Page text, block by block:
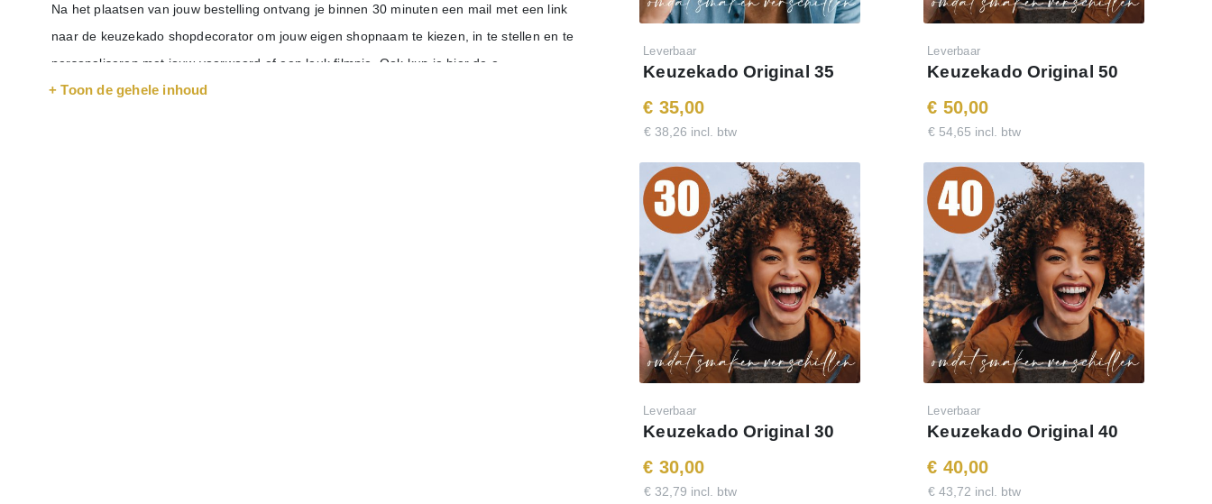
Na het plaatsen van jouw bestelling ontvang je binnen 30 minuten een mail met een link
naar de keuzekado shopdecorator om jouw eigen shopnaam te kiezen, in te stellen en te
personaliseren met jouw voorwoord of een leuk filmpje. Ook kun je hier de e-
mailadressen van de ontvangers uploaden en jouw e-mailing instellen en personaliseren.
+ Toon de gehele inhoud
Leverbaar
Keuzekado Original 35
€ 35,00
€ 38,26 incl. btw
Leverbaar
Keuzekado Original 50
€ 50,00
€ 54,65 incl. btw
Leverbaar
Keuzekado Original 30
€ 30,00
€ 32,79 incl. btw
Leverbaar
Keuzekado Original 40
€ 40,00
€ 43,72 incl. btw